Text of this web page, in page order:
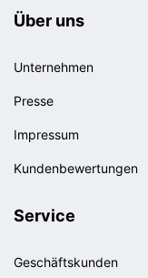
Über uns
Unternehmen
Presse
Impressum
Kundenbewertungen
Service
Geschäftskunden